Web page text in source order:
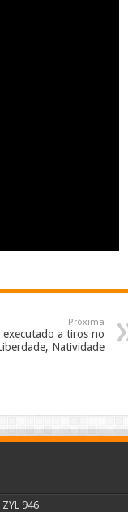
Próxima
executado a tiros no
Natividade
946